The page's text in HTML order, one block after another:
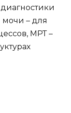
– для
МРТ –